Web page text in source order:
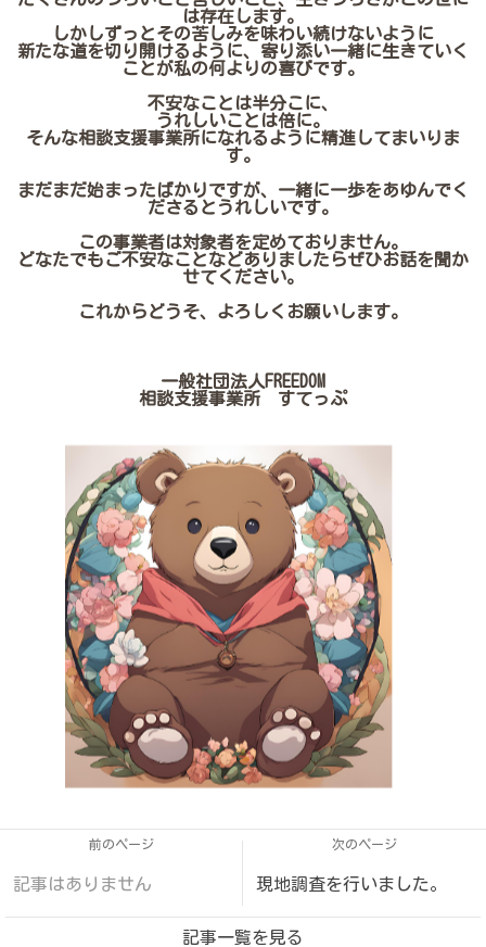
は存在します。
しかしずっとその苦しみを味わい続けないように
新たな道を切り開けるように、寄り添い一緒に生きていく
ことが私の何よりの喜びです。
不安なことは半分こに、
うれしいことは倍に。
そんな相談支援事業所になれるように精進してまいりま
す。
まだまだ始まったばかりですが、一緒に一歩をあゆんでく
ださるとうれしいです。
この事業者は対象者を定めておりません。
どなたでもご不安なことなどありましたらぜひお話を聞か
せてください。
これからどうそ、よろしくお願いします。
一般社団法人FREEDOM
相談支援事業所 すてっぷ
前のページ
記事はありません
次のページ
現地調査を行いました。
記事一覧を見る